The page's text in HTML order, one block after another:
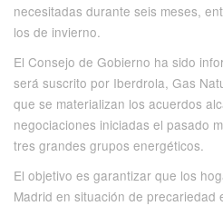
necesitadas durante seis meses,
los de invierno.
El Consejo de Gobierno ha sido
será suscrito por Iberdrola, Gas
que se materializan los acuerdos
negociaciones iniciadas el pasado
tres grandes grupos energéticos.
El objetivo es garantizar que los
Madrid en situación de